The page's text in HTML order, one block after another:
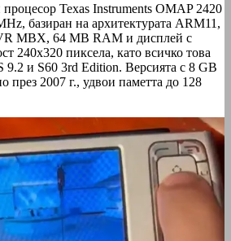
процесор Texas Instruments OMAP 2420
базиран на архитектурата ARM11,
MBX, 64 MB RAM и дисплей с
240x320 пиксела, като всичко това
9.2 и S60 3rd Edition. Версията с 8 GB
през 2007 г., удвои паметта до 128